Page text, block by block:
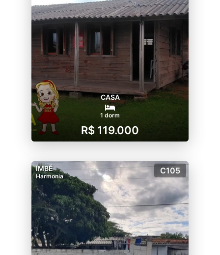
CASA
1 dorm
R$ 119.000
IMBÉ
Harmonia
C105